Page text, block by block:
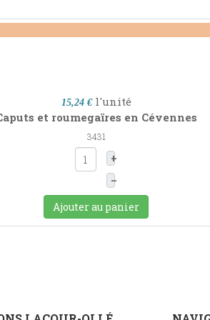
15,24 € l'unité
et roumegaïres en Cévennes
3431
+
–
Ajouter au panier